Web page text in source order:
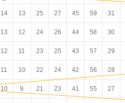
14 13 25 27 45 59 31
13 12 24 26 44 58 30
12 11 23 25 43 57 29
11 10 22 24 42 56 28
10 9 21 23 41 55 27